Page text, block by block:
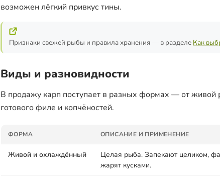
возможен лёгкий привкус тины.
Признаки свежей рыбы и правила хранения — в разделе Как
Виды и разновидности
В продажу карп поступает в разных формах — от
готового филе и копчёностей.
ФОРМА ОПИСАНИЕ И ПРИМЕНЕНИЕ
Живой и охлаждённый
Целая рыба. Запекают целиком,
жарят кусками.